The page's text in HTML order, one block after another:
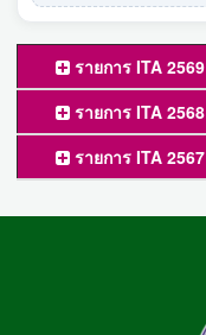
รายการ ITA 2569
รายการ ITA 2568
รายการ ITA 2567